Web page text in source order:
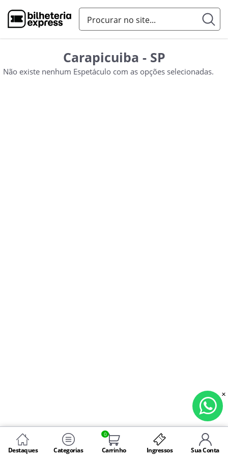
Destaques Categorias
0
Carrinho Ingressos Sua Conta
Carapicuiba - SP
Não existe nenhum Espetáculo com as opções selecionadas.